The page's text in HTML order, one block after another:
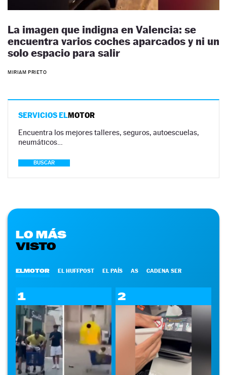
La imagen que indigna en Valencia: se
encuentra varios coches aparcados y ni un
solo espacio para salir
MIRIAM PRIETO
SERVICIOS ELMOTOR
Encuentra los mejores talleres, seguros, autoescuelas,
neumáticos…
BUSCAR
LO MÁS
VISTO
ELMOTOR EL HUFFPOST EL PAÍS AS CADENA SER
1 2